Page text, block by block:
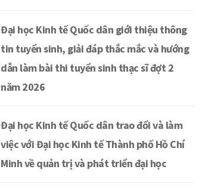
Đại học Kinh tế Quốc dân giới thiệu thông
tin tuyển sinh, giải đáp thắc mắc và hướng
dẫn làm bài thi tuyển sinh thạc sĩ đợt 2
năm 2026
Đại học Kinh tế Quốc dân trao đổi và làm
việc với Đại học Kinh tế Thành phố Hồ Chí
Minh về quản trị và phát triển đại học